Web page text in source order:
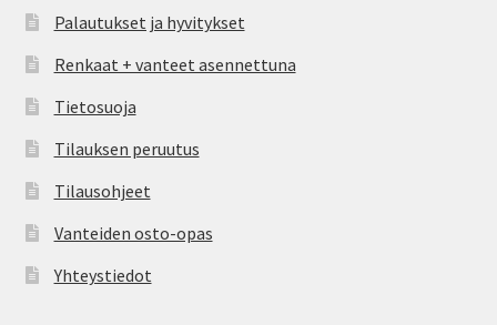
Palautukset ja hyvitykset
Renkaat + vanteet asennettuna
Tietosuoja
Tilauksen peruutus
Tilausohjeet
Vanteiden osto-opas
Yhteystiedot